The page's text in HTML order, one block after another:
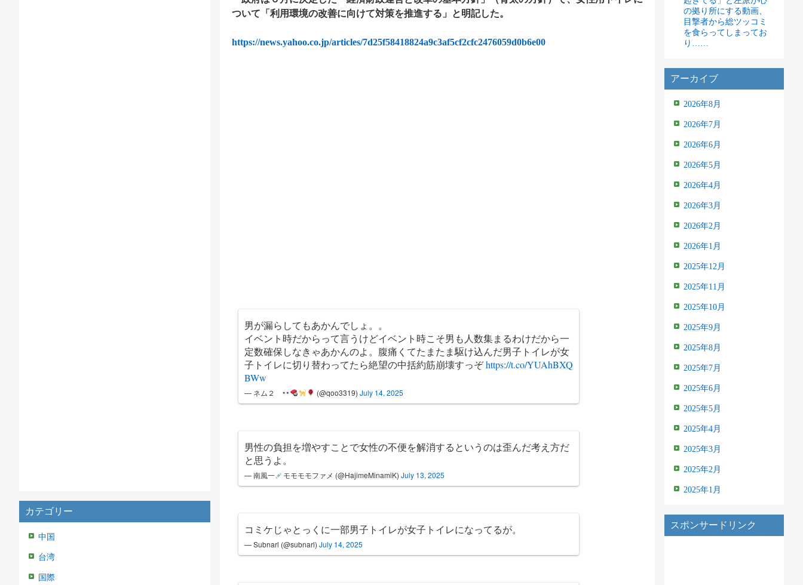
カテゴリー
中国
台湾
国際
ついて「利用環境の改善に向けて対策を推進する」と明記した。
https://news.yahoo.co.jp/articles/7d25f58418824a9c3af5cf2cfc2476059d0b6e00
男が漏らしてもあかんでしょ。。
イベント時だからって言うけどイベント時こそ男も人数集まるわけだから一
定数確保しなきゃあかんのよ。腹痛くてたまたま駆け込んだ男子トイレが女
子トイレに切り替わってたら絶望の中括約筋崩壊すっぞhttps://t.co/YUAhBXQ
BWw
— ネム２ (@qoo3319) July 14, 2025
男性の負担を増やすことで女性の不便を解消するというのは歪んだ考え方だ
と思うよ。
— 南風一 モモモモファメ (@HajimeMinamiK) July 13, 2025
コミケじゃとっくに一部男子トイレが女子トイレになってるが。
— Subnarl (@subnarl) July 14, 2025
の拠り所にする動画、
目撃者から総ツッコミ
を食らってしまってお
り……
アーカイブ
2026年8月
2026年7月
2026年6月
2026年5月
2026年4月
2026年3月
2026年2月
2026年1月
2025年12月
2025年11月
2025年10月
2025年9月
2025年8月
2025年7月
2025年6月
2025年5月
2025年4月
2025年3月
2025年2月
2025年1月
スポンサードリンク